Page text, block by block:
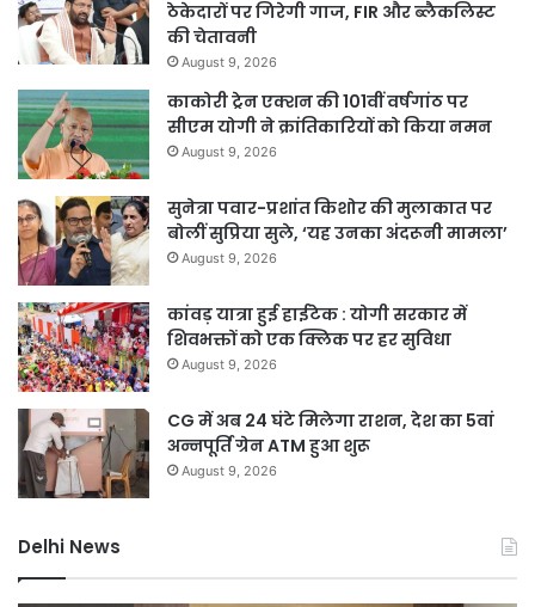
ठेकेदारों पर गिरेगी गाज, FIR और ब्लैकलिस्ट
की चेतावनी
August 9, 2026
काकोरी ट्रेन एक्शन की 101वीं वर्षगांठ पर
सीएम योगी ने क्रांतिकारियों को किया नमन
August 9, 2026
सुनेत्रा पवार-प्रशांत किशोर की मुलाकात पर
बोलीं सुप्रिया सुले, ‘यह उनका अंदरूनी मामला’
August 9, 2026
कांवड़ यात्रा हुई हाईटेक : योगी सरकार में
शिवभक्तों को एक क्लिक पर हर सुविधा
August 9, 2026
CG में अब 24 घंटे मिलेगा राशन, देश का 5वां
अन्नपूर्ति ग्रेन ATM हुआ शुरू
August 9, 2026
Delhi News